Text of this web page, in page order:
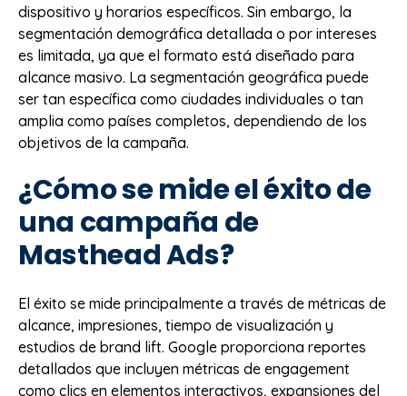
dispositivo y horarios específicos. Sin embargo, la
segmentación demográfica detallada o por intereses
es limitada, ya que el formato está diseñado para
alcance masivo. La segmentación geográfica puede
ser tan específica como ciudades individuales o tan
amplia como países completos, dependiendo de los
objetivos de la campaña.
¿Cómo se mide el éxito de
una campaña de
Masthead Ads?
El éxito se mide principalmente a través de métricas de
alcance, impresiones, tiempo de visualización y
estudios de brand lift. Google proporciona reportes
detallados que incluyen métricas de engagement
como clics en elementos interactivos, expansiones del